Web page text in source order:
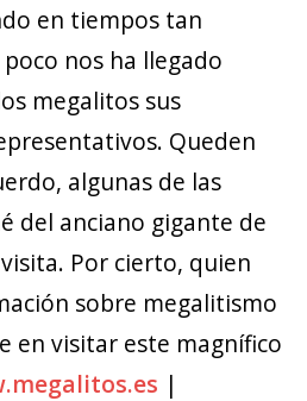
en tiempos tan
nos ha llegado
megalitos sus
Queden
algunas de las
del anciano gigante de
Por cierto, quien
sobre megalitismo
en visitar este magnífico
|